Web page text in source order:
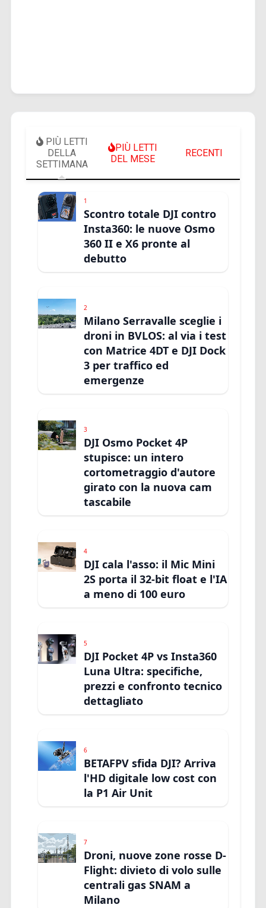
PIÙ LETTI
DELLA
SETTIMANA
PIÙ LETTI
DEL MESE
RECENTI
1
Scontro totale DJI contro
Insta360: le nuove Osmo
360 II e X6 pronte al
debutto
2
Milano Serravalle sceglie i
droni in BVLOS: al via i test
con Matrice 4DT e DJI Dock
3 per traffico ed
emergenze
3
DJI Osmo Pocket 4P
stupisce: un intero
cortometraggio d'autore
girato con la nuova cam
tascabile
4
DJI cala l'asso: il Mic Mini
2S porta il 32-bit float e l'IA
a meno di 100 euro
5
DJI Pocket 4P vs Insta360
Luna Ultra: specifiche,
prezzi e confronto tecnico
dettagliato
6
BETAFPV sfida DJI? Arriva
l'HD digitale low cost con
la P1 Air Unit
7
Droni, nuove zone rosse D-
Flight: divieto di volo sulle
centrali gas SNAM a
Milano